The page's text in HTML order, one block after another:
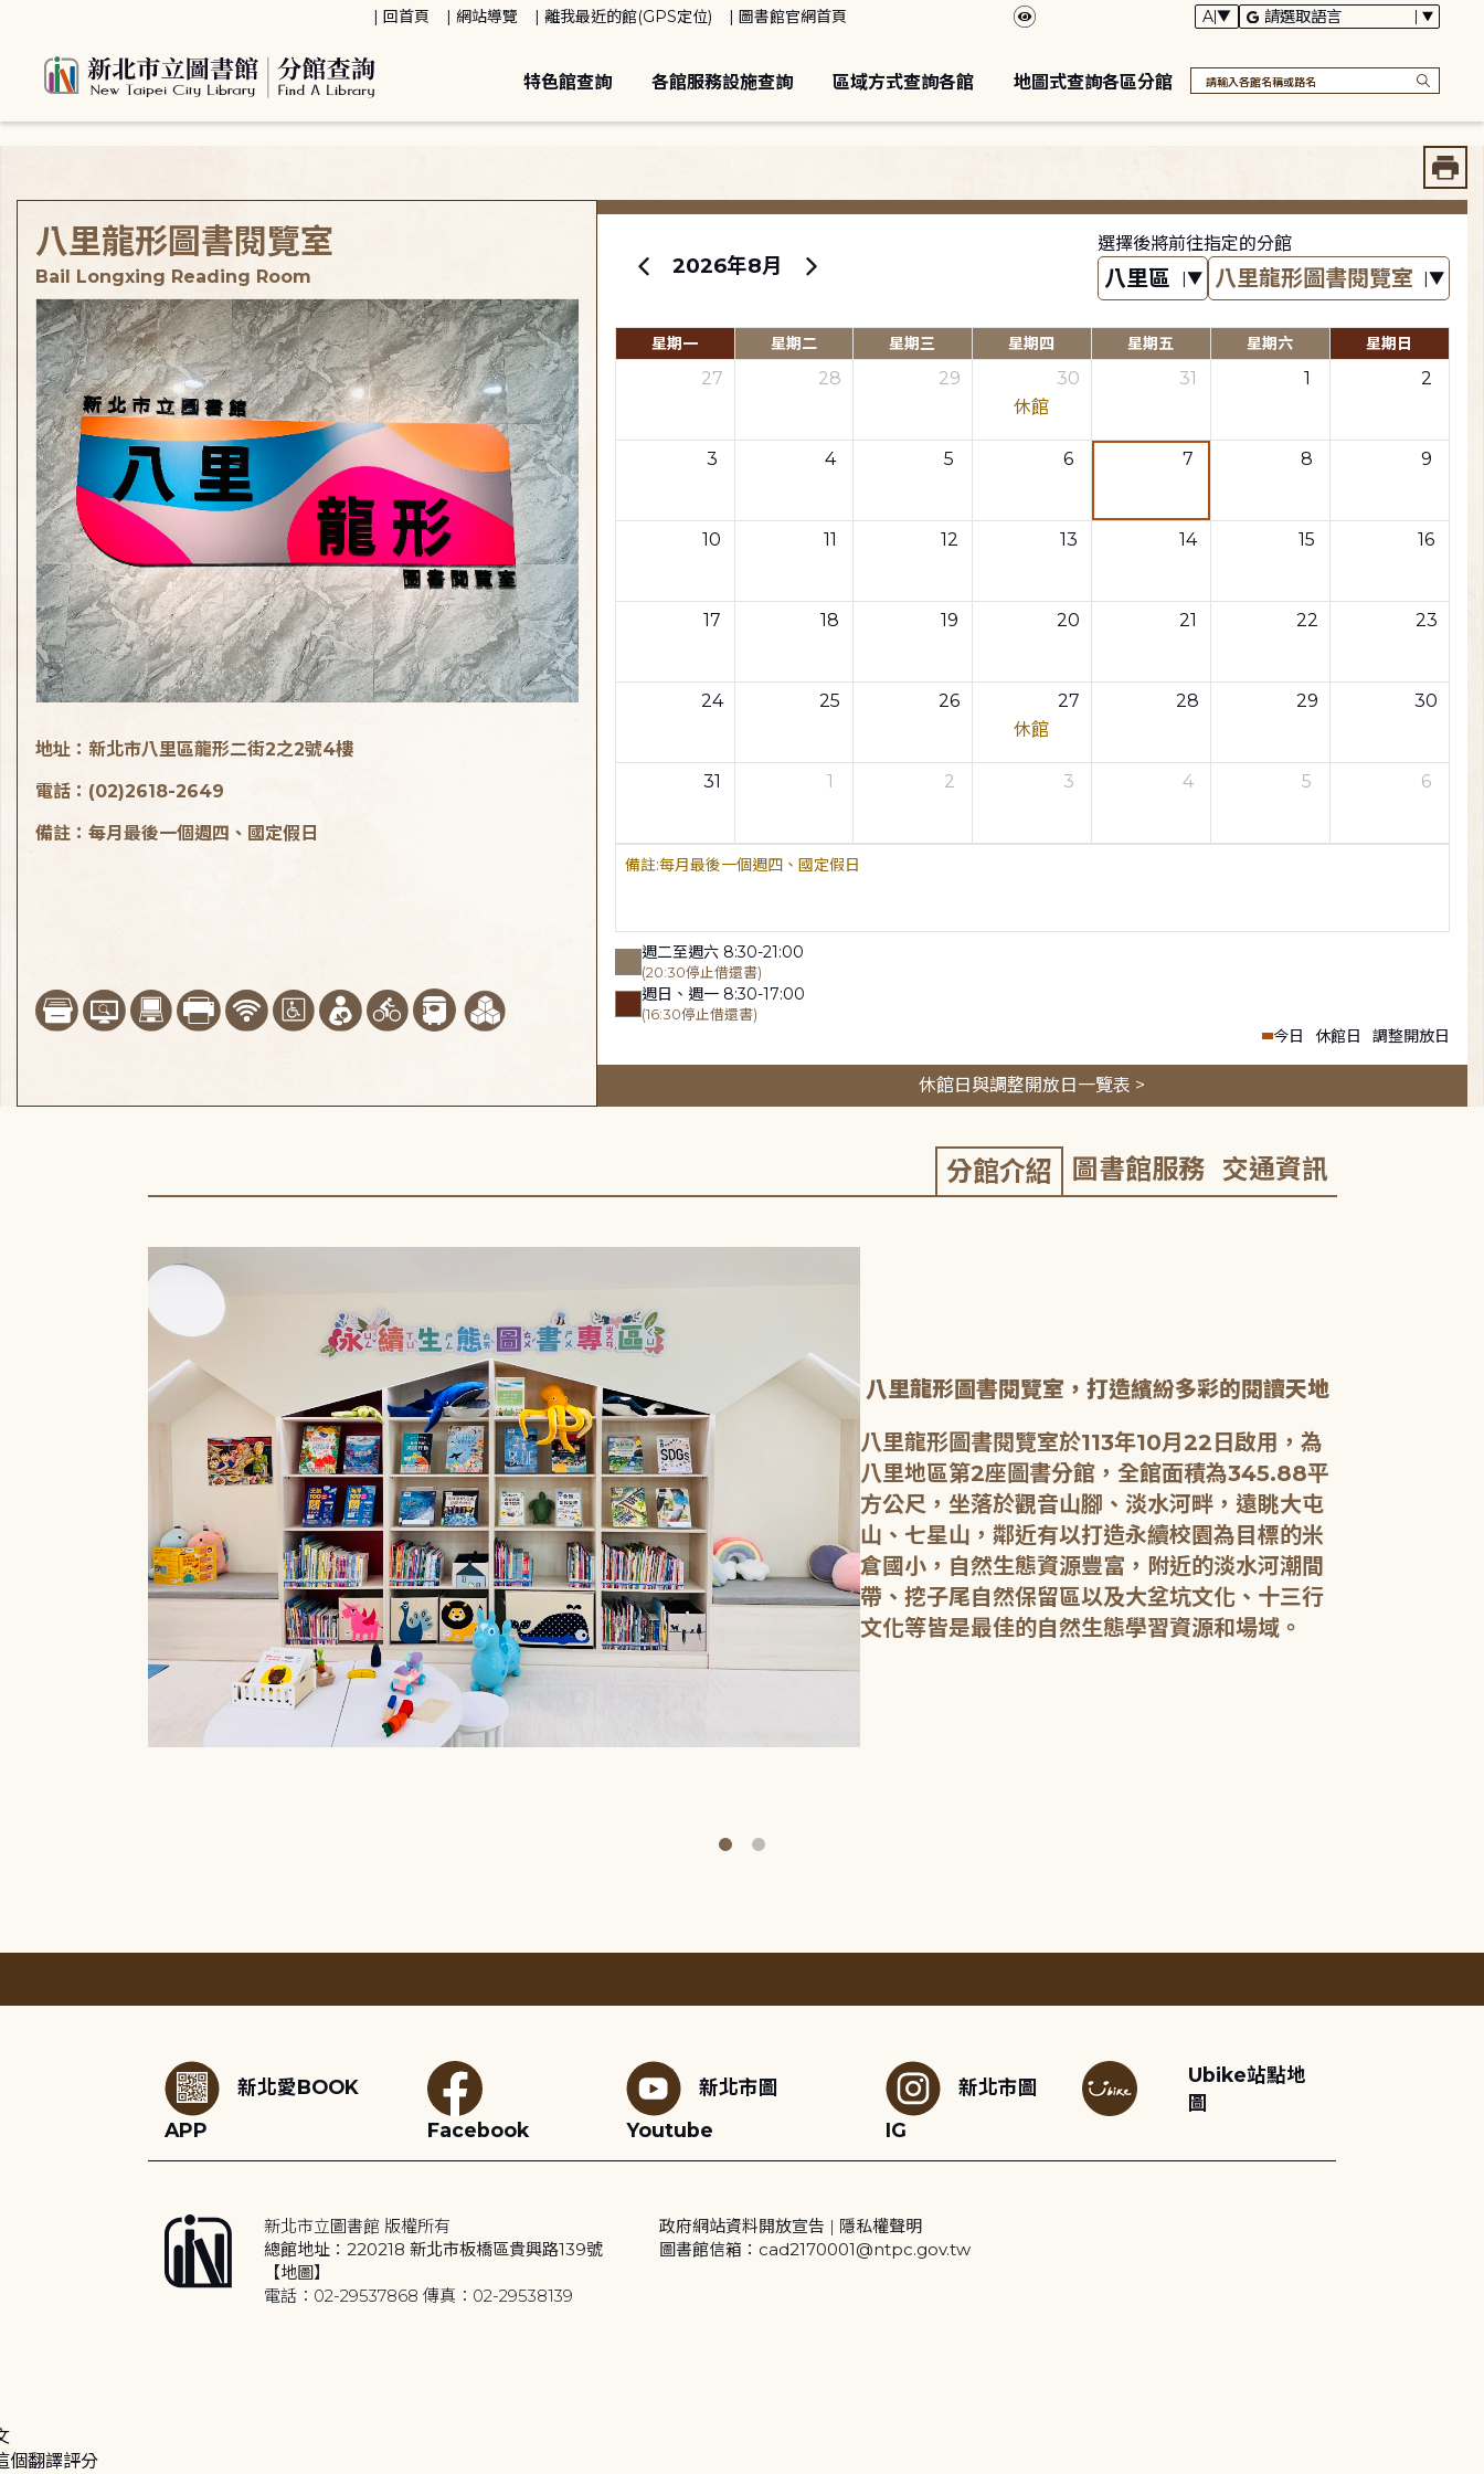
回首頁 網站導覽 離我最近的館(GPS定位) 圖書館官網首頁
特色館查詢 各館服務設施查詢 區域方式查詢各館 地圖式查詢各區分館
2026年8月
選擇後將前往指定的分館
星期一 星期二 星期三 星期四 星期五 星期六 星期日
27 28 29
30
休館
31 1 2
3 4 5 6 7 8 9
10 11 12 13 14 15 16
17 18 19 20 21 22 23
24 25 26
27
休館
28 29 30
31 1 2 3 4 5 6
每月最後一個週四、國定假日
週二至週六 8:30-21:00
(20:30停止借還書)
週日、週一 8:30-17:00
(16:30停止借還書)
今日 休館日 調整開放日
休館日與調整開放日一覽表 >
八里龍形圖書閱覽室
Bail Longxing Reading Room
地址：新北市八里區龍形二街2之2號4樓
電話：(02)2618-2649
備註：每月最後一個週四、國定假日
分館介紹 圖書館服務 交通資訊
八里龍形圖書閱覽室，打造繽紛多彩的閱讀天地
八里龍形圖書閱覽室於113年10月22日啟用，為
八里地區第2座圖書分館，全館面積為345.88平
方公尺，坐落於觀音山腳、淡水河畔，遠眺大屯
山、七星山，鄰近有以打造永續校園為目標的米
倉國小，自然生態資源豐富，附近的淡水河潮間
帶、挖子尾自然保留區以及大坌坑文化、十三行
新北愛BOOK
APP
Facebook
新北市圖
Youtube
新北市圖
IG
Ubike站點地
圖
新北市立圖書館 版權所有
總館地址：220218 新北市板橋區貴興路139號
【地圖】
電話：02-29537868 傳真：02-29538139
政府網站資料開放宣告 | 隱私權聲明
圖書館信箱：cad2170001@ntpc.gov.tw
個翻譯評分